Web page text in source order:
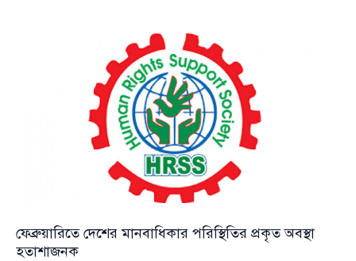
এইচআরএসএসের
ফেব্রুয়ারিতে দেশের মানবাধিকার পরিস্থিতির প্রকৃত অবস্থা
হতাশাজনক